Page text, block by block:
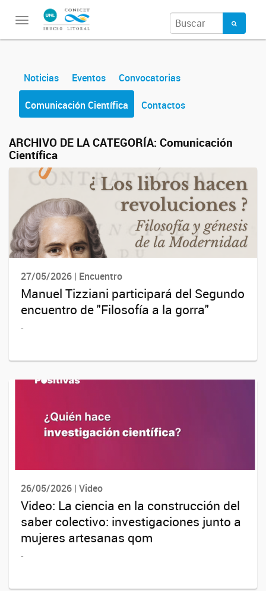
Toggle
Noticias Eventos Convocatorias
Comunicación Científica Contactos
ARCHIVO DE LA CATEGORÍA: Comunicación
Científica
27/05/2026 | Encuentro
Manuel Tizziani participará del Segundo
encuentro de "Filosofía a la gorra"
-
26/05/2026 | Video
Video: La ciencia en la construcción del
saber colectivo: investigaciones junto a
mujeres artesanas qom
-